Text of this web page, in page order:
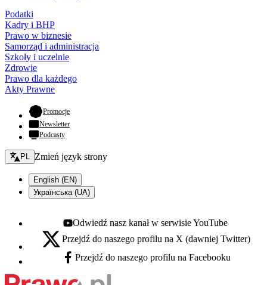
Podatki
Kadry i BHP
Prawo w biznesie
Samorząd i administracja
Szkoły i uczelnie
Zdrowie
Prawo dla każdego
Akty Prawne
Promocje- otwiera się w nowej karcie
Newsletter
Podcasty
Zmień język - bieżący:
PL Zmień język strony
English (EN)
Українська (UA)
Youtube - otwiera się w nowej karcie
Odwiedź nasz kanał w serwisie YouTube
X - otwiera się w nowej karcie
Przejdź do naszego profilu na X (dawniej Twitter)
Facebook - otwiera się w nowej karcie
Przejdź do naszego profilu na Facebooku